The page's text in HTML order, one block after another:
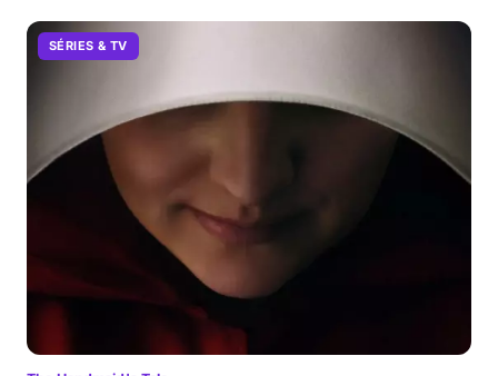
SÉRIES & TV